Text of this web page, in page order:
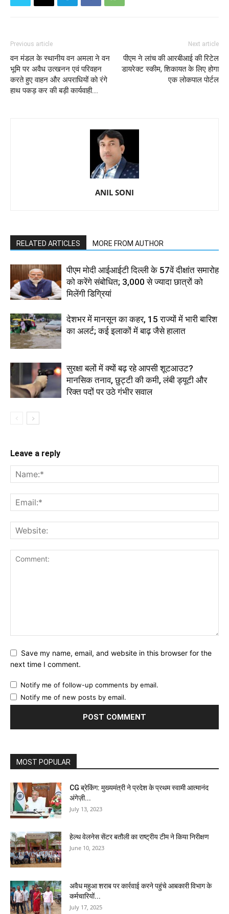
Previous article
वन मंडल के स्थानीय वन अमला ने वन
भूमि पर अवैध उत्खनन एवं परिवहन
करते हुए वाहन और अपराधियों को रंगे
हाथ पकड़ कर की बड़ी कार्यवाही....
Next article
पीएम ने लांच की आरबीआई की रिटेल
डायरेक्ट स्कीम, शिकायत के लिए होगा
एक लोकपाल पोर्टल
ANIL SONI
RELATED ARTICLES MORE FROM AUTHOR
पीएम मोदी आईआईटी दिल्ली के 57वें दीक्षांत समारोह
को करेंगे संबोधित; 3,000 से ज्यादा छात्रों को
मिलेंगी डिग्रियां
देशभर में मानसून का कहर, 15 राज्यों में भारी बारिश
का अलर्ट; कई इलाकों में बाढ़ जैसे हालात
सुरक्षा बलों में क्यों बढ़ रहे आपसी शूटआउट?
मानसिक तनाव, छुट्टी की कमी, लंबी ड्यूटी और
रिक्त पदों पर उठे गंभीर सवाल
Leave a reply
Save my name, email, and website in this browser for the
next time I comment.
Notify me of follow-up comments by email.
Notify me of new posts by email.
MOST POPULAR
CG ब्रेकिंग: मुख्यमंत्री ने प्रदेश के प्रथम स्वामी आत्मानंद
अंगेज़ी...
July 13, 2023
हेल्थ वेलनेस सेंटर बतौली का राष्ट्रीय टीम ने किया निरीक्षण
June 10, 2023
अवैध महुआ शराब पर कार्रवाई करने पहुंचे आबकारी विभाग के
कर्मचारियों...
July 17, 2025